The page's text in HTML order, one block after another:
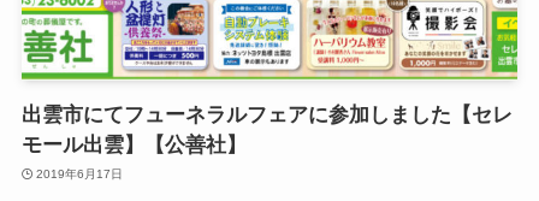
出雲市にてフューネラルフェアに参加しました【セレ
モール出雲】【公善社】
2019年6月17日